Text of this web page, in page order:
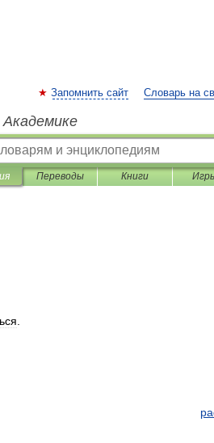
Запомнить сайт Словарь на
Академике
Переводы Книги